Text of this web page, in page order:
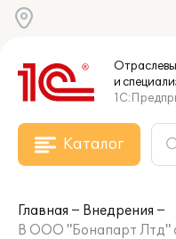
и
Каталог
Главная
Внедрения
В ООО "Бонапарт Лтд"